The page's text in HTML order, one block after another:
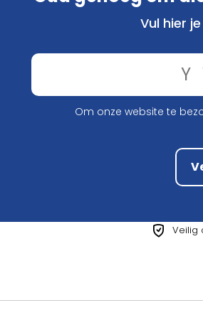
4 stuks
Voor
Veilig
Vul hier
Om onze website te